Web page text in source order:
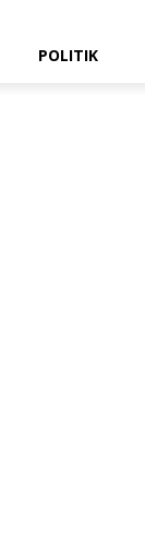
POLITIK